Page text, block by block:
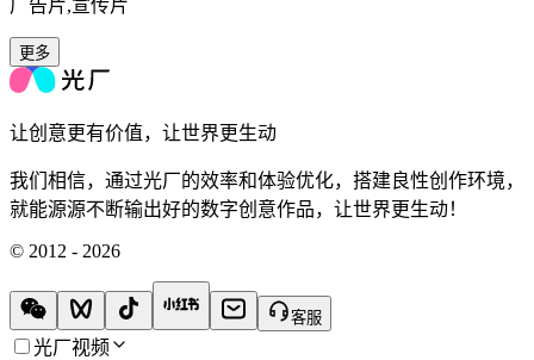
广告片,宣传片
更多
让创意更有价值，让世界更生动
我们相信，通过光厂的效率和体验优化，搭建良性创作环境，
就能源源不断输出好的数字创意作品，让世界更生动！
© 2012 - 2026
客服
光厂视频